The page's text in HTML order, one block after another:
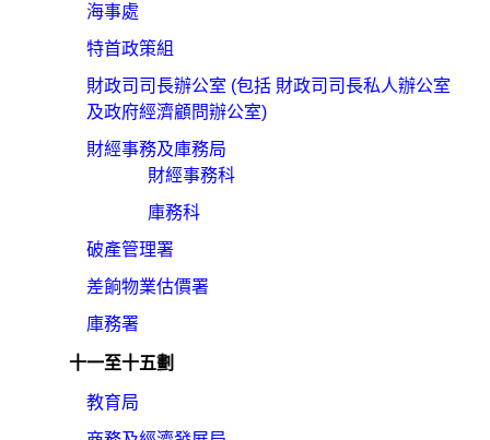
海事處
特首政策組
財政司司長辦公室 (包括 財政司司長私人辦公室
及政府經濟顧問辦公室)
財經事務及庫務局
財經事務科
庫務科
破產管理署
差餉物業估價署
庫務署
十一至十五劃
教育局